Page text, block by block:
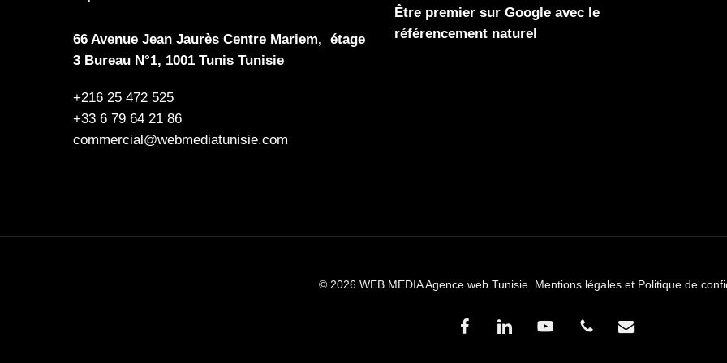
66 Avenue Jean Jaurès Centre Mariem, étage
3 Bureau N°1, 1001 Tunis Tunisie
+216 25 472 525
+33 6 79 64 21 86
commercial@webmediatunisie.com
Être premier sur Google avec le
référencement naturel
© 2026 WEB MEDIA Agence web Tunisie. Mentions légales et Politique de
facebooklinkedin youtube phone email